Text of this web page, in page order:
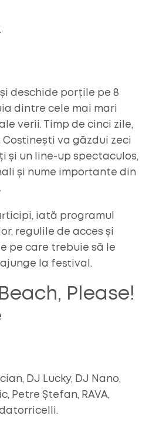
deschide porțile pe 8
dintre cele mai mari
verii. Timp de cinci zile,
va găzdui zeci
și un line-up spectaculos,
și nume importante din
iată programul
regulile de acces și
pe care trebuie să le
la festival.
Please!
DJ Lucky, DJ Nano,
Petre Ștefan, RAVA,